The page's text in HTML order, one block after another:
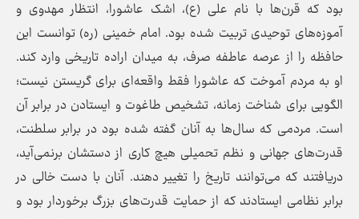
بود که قرن‌ها با نام علی (ع)، اشک عاشورا، انتظار مهدوی و
آموزه‌های توحیدی تربیت شده بود. امام خمینی (ره) توانست این
حافظه را از عرصه عاطفه صرف، به میدان اراده تاریخی وارد کند.
او به مردم آموخت که عاشورا فقط واقعه‌ای برای گریستن نیست؛
الگویی برای شناخت زمانه، تشخیص طاغوت و ایستادن در برابر آن
است. مردمی که سال‌ها به آنان گفته شده بود در برابر سلطنت،
قدرت‌های جهانی و نظم تحمیلی هیچ کاری از دستشان برنمی‌آید،
دریافتند که می‌توانند تاریخ را تغییر دهند. آنان با دست خالی در
برابر نظامی ایستادند که از حمایت قدرت‌های بزرگ برخوردار بود و